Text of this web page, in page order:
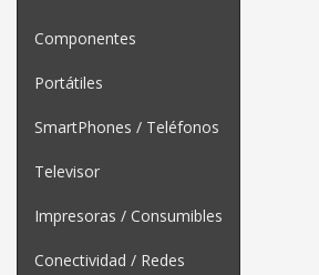
Componentes
Portátiles
SmartPhones / Teléfonos
Televisor
Impresoras / Consumibles
Conectividad / Redes